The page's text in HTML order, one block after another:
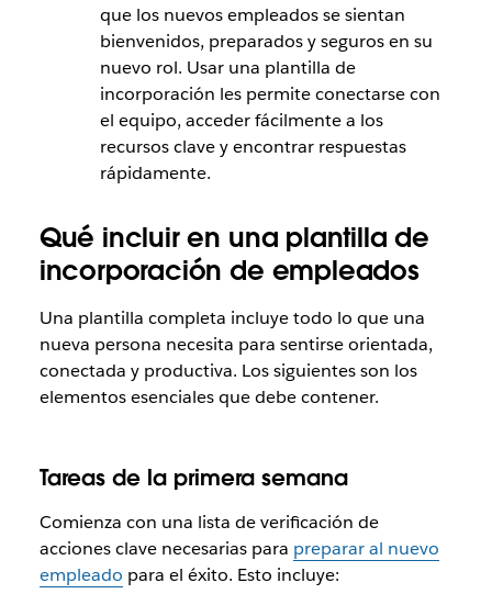
que los nuevos empleados se sientan
bienvenidos, preparados y seguros en su
nuevo rol. Usar una plantilla de
incorporación les permite conectarse con
el equipo, acceder fácilmente a los
recursos clave y encontrar respuestas
rápidamente.
Qué incluir en una plantilla de
incorporación de empleados
Una plantilla completa incluye todo lo que una
nueva persona necesita para sentirse orientada,
conectada y productiva. Los siguientes son los
elementos esenciales que debe contener.
Tareas de la primera semana
Comienza con una lista de verificación de
acciones clave necesarias para preparar al nuevo
empleado para el éxito. Esto incluye: